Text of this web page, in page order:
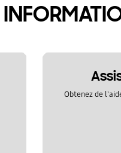
Obtenez de